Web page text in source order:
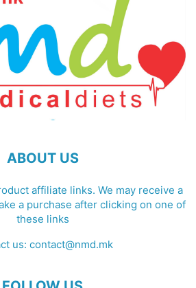
ABOUT US
affiliate links. We may receive a
a purchase after clicking on one of
these links
us: contact@nmd.mk